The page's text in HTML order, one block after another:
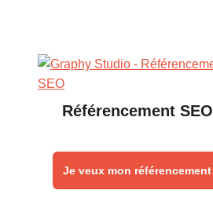
Référencement SEO
Je veux mon référencement